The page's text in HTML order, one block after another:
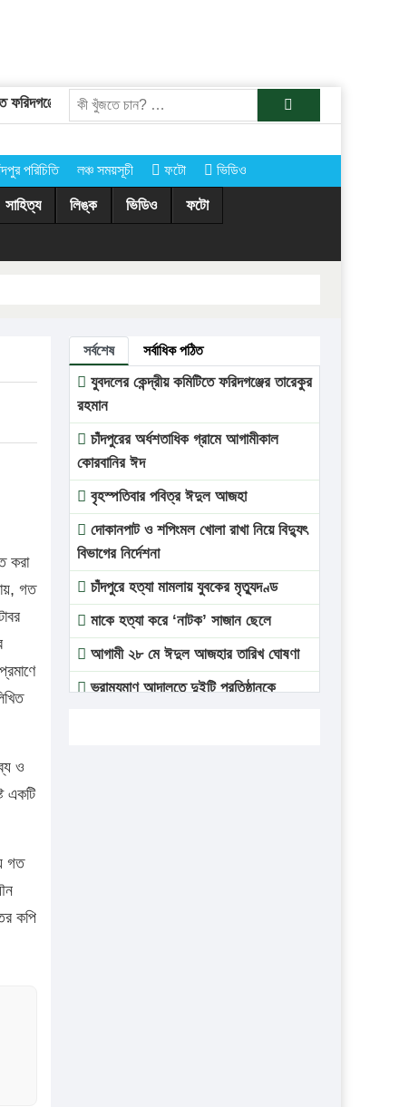
তারেকুর রহমান চাঁদপুরের অর্ধশতাধিক গ্রামে আগামীকাল কোরবানির
পরিচিতি লঞ্চ সময়সূচী ফটো ভিডিও
সাহিত্য লিঙ্ক ভিডিও ফটো
করা
গত
ও
একটি
গত
কপি
সর্বশেষ সর্বাধিক পঠিত
যুবদলের কেন্দ্রীয় কমিটিতে ফরিদগঞ্জের তারেকুর
রহমান
চাঁদপুরের অর্ধশতাধিক গ্রামে আগামীকাল
কোরবানির ঈদ
বৃহস্পতিবার পবিত্র ঈদুল আজহা
দোকানপাট ও শপিংমল খোলা রাখা নিয়ে বিদ্যুৎ
বিভাগের নির্দেশনা
চাঁদপুরে হত্যা মামলায় যুবকের মৃত্যুদণ্ড
মাকে হত্যা করে ‘নাটক’ সাজান ছেলে
আগামী ২৮ মে ঈদুল আজহার তারিখ ঘোষণা
ভ্রাম্যমাণ আদালতে দুইটি প্রতিষ্ঠানকে